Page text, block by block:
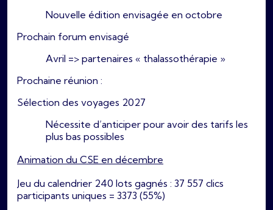
Nouvelle édition envisagée en octobre
Prochain forum envisagé
Avril => partenaires « thalassothérapie »
Prochaine réunion :
Sélection des voyages 2027
Nécessite d’anticiper pour avoir des tarifs les
plus bas possibles
Animation du CSE en décembre
Jeu du calendrier 240 lots gagnés : 37 557 clics
participants uniques = 3373 (55%)